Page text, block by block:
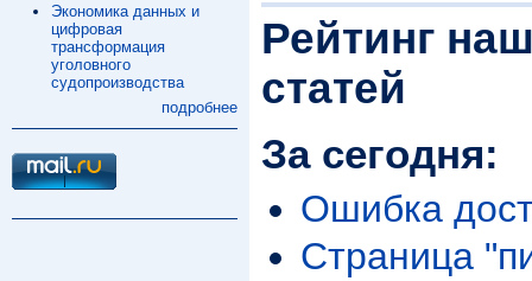
Экономика данных и
цифровая
трансформация
уголовного
судопроизводства
подробнее
Рейтинг
статей
За сегодня:
Ошибка
Страница